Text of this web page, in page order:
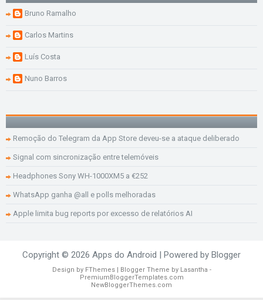
Bruno Ramalho
Carlos Martins
Luís Costa
Nuno Barros
Remoção do Telegram da App Store deveu-se a ataque deliberado
Signal com sincronização entre telemóveis
Headphones Sony WH-1000XM5 a €252
WhatsApp ganha @all e polls melhoradas
Apple limita bug reports por excesso de relatórios AI
Copyright © 2026 Apps do Android | Powered by Blogger
Design by FThemes| Blogger Theme by Lasantha -
PremiumBloggerTemplates.com
NewBloggerThemes.com